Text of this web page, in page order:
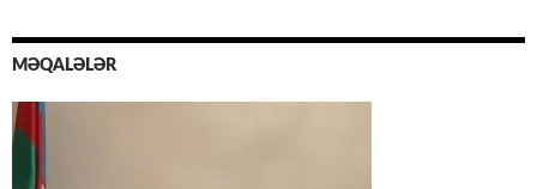
MƏQALƏLƏR